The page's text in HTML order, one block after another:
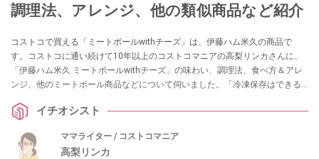
調理法、アレンジ、他の類似商品など紹介
コストコで買える「ミートボールwithチーズ」は、伊藤ハム米久の商品で
す。コストコに通い続けて10年以上のコストコマニアの高梨リンカさんに、
「伊藤ハム米久 ミートボールwithチーズ」の味わい、調理法、食べ方＆アレ
ンジ、他のミートボール商品などについて伺いました。「冷凍保存はできる
イチオシスト
ママライター / コストコマニア
高梨リンカ